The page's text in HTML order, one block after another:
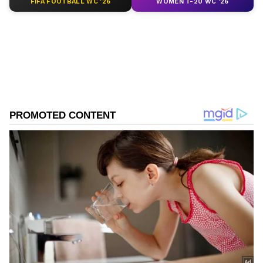
ABOUT THE AUTHOR
ಮನರಂಜನೆ ಸುದ್ದಿಗಳ ಬಗ್ಗೆ ತುಂಬಾ ಆಸಕ್ತಿ. ಸಿನಿಮಾ ವೀಕ್ಷಿಸುವುದು,
ಸಂಗೀತ ಕೇಳುವುದು ಮತ್ತು ಕ್ರೀಡೆ ನೆಚ್ಚಿನ ಹವ್ಯಾಸಗಳು.